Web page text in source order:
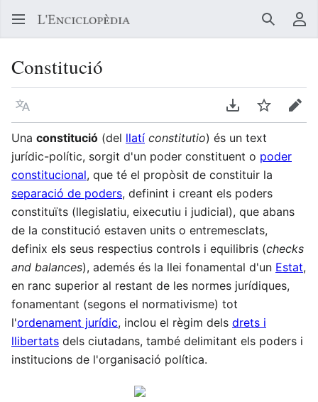
Buscar
Constitució
Llegir en un atre idioma Descarregar en
Vigilar
Una constitució (del llatí constitutio)​ és un text
jurídic-polític, sorgit d'un poder constituent o poder
constitucional, que té el propòsit de constituir la
separació de poders, definint i creant els poders
constituïts (llegislatiu, eixecutiu i judicial),​ que abans
de la constitució estaven units o entremesclats,
definix els seus respectius controls i equilibris (checks
and balances),​ ademés és la llei fonamental d'un Estat,
en ranc superior al restant de les normes jurídiques,
fonamentant (segons el normativisme) tot
l'ordenament jurídic, inclou el règim dels drets i
llibertats dels ciutadans, també delimitant els poders i
institucions de l'organisació política.